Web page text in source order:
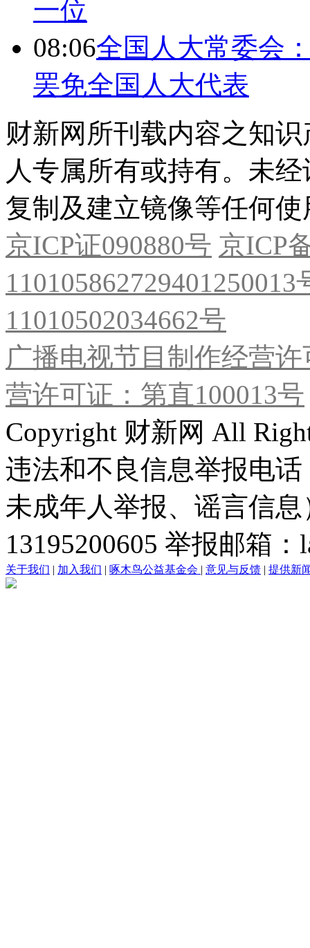
一位
08:06全国人大常委会
罢免全国人大代表
财新网所刊载内容之知
人专属所有或持有。未
复制及建立镜像等任何使
京ICP证090880号 京ICP
11010502034662号
广播电视节目制作经营
营许可证：第直100013号
Copyright 财新网 All
违法和不良信息举报电
未成年人举报、谣言信
13195200605 举报邮箱
关于我们 | 加入我们 | 啄木鸟公益基金会 | 意见与反馈 | 提供新